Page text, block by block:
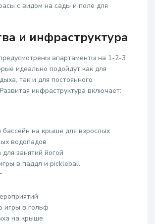
с видом на сады и поле для
и инфраструктура
апартаменты на 1-2-3
идеально подойдут как для
так и для постоянного
инфраструктура включает:
на крыше для взрослых
водопадов
занятий йогой
в паддл и pickleball
игры в гольф
на крыше